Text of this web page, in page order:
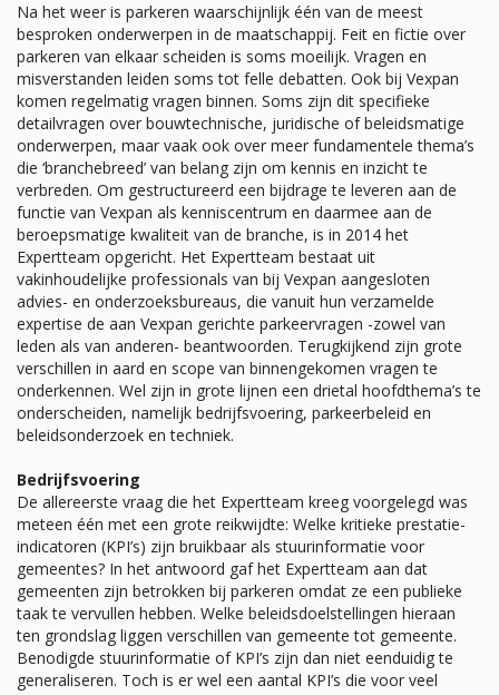
Na het weer is parkeren waarschijnlijk één van de meest
besproken onderwerpen in de maatschappij. Feit en fictie over
parkeren van elkaar scheiden is soms moeilijk. Vragen en
misverstanden leiden soms tot felle debatten. Ook bij Vexpan
komen regelmatig vragen binnen. Soms zijn dit specifieke
detailvragen over bouwtechnische, juridische of beleidsmatige
onderwerpen, maar vaak ook over meer fundamentele thema’s
die ‘branchebreed’ van belang zijn om kennis en inzicht te
verbreden. Om gestructureerd een bijdrage te leveren aan de
functie van Vexpan als kenniscentrum en daarmee aan de
beroepsmatige kwaliteit van de branche, is in 2014 het
Expertteam opgericht. Het Expertteam bestaat uit
vakinhoudelijke professionals van bij Vexpan aangesloten
advies- en onderzoeksbureaus, die vanuit hun verzamelde
expertise de aan Vexpan gerichte parkeervragen -zowel van
leden als van anderen- beantwoorden. Terugkijkend zijn grote
verschillen in aard en scope van binnengekomen vragen te
onderkennen. Wel zijn in grote lijnen een drietal hoofdthema’s te
onderscheiden, namelijk bedrijfsvoering, parkeerbeleid en
beleidsonderzoek en techniek.
Bedrijfsvoering
De allereerste vraag die het Expertteam kreeg voorgelegd was
meteen één met een grote reikwijdte: Welke kritieke prestatie-
indicatoren (KPI’s) zijn bruikbaar als stuurinformatie voor
gemeentes? In het antwoord gaf het Expertteam aan dat
gemeenten zijn betrokken bij parkeren omdat ze een publieke
taak te vervullen hebben. Welke beleidsdoelstellingen hieraan
ten grondslag liggen verschillen van gemeente tot gemeente.
Benodigde stuurinformatie of KPI’s zijn dan niet eenduidig te
generaliseren. Toch is er wel een aantal KPI’s die voor veel